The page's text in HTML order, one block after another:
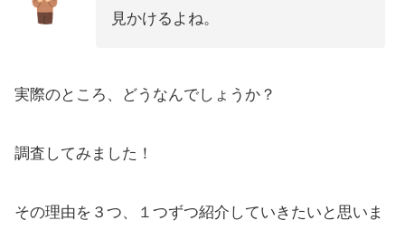
見かけるよね。
実際のところ、どうなんでしょうか？
調査してみました！
その理由を３つ、１つずつ紹介していきたいと思いま